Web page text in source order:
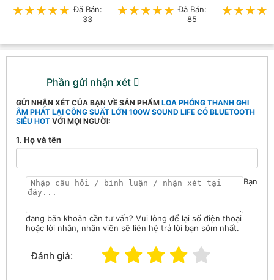
★★★★★
★★★★★ Đã Bán:
33
★★★★★
★★★★★ Đã Bán:
85
Phần gửi nhận xét
GỬI NHẬN XÉT CỦA BẠN VỀ SẢN PHẨM LOA PHÓNG THANH GHI
ÂM PHÁT LẠI CÔNG SUẤT LỚN 100W SOUND LIFE CÓ BLUETOOTH
SIÊU HOT VỚI MỌI NGƯỜI:
1. Họ và tên
Bạn
đang băn khoăn cần tư vấn? Vui lòng để lại số điện thoại
hoặc lời nhắn, nhân viên sẽ liên hệ trả lời bạn sớm nhất.
Đánh giá: